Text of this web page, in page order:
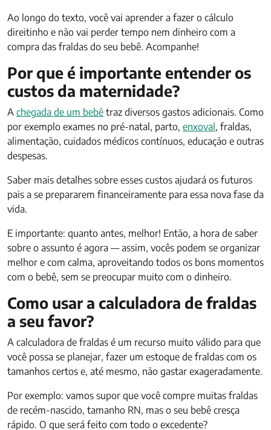
Ao longo do texto, você vai aprender a fazer o cálculo
direitinho e não vai perder tempo nem dinheiro com a
compra das fraldas do seu bebê. Acompanhe!
Por que é importante entender os
custos da maternidade?
A chegada de um bebê traz diversos gastos adicionais. Como
por exemplo exames no pré-natal, parto, enxoval , fraldas,
alimentação, cuidados médicos contínuos, educação e outras
despesas.
Saber mais detalhes sobre esses custos ajudará os futuros
pais a se prepararem financeiramente para essa nova fase da
vida.
E importante: quanto antes, melhor! Então, a hora de saber
sobre o assunto é agora — assim, vocês podem se organizar
melhor e com calma, aproveitando todos os bons momentos
com o bebê, sem se preocupar muito com o dinheiro.
Como usar a calculadora de fraldas
a seu favor?
A calculadora de fraldas é um recurso muito válido para que
você possa se planejar, fazer um estoque de fraldas com os
tamanhos certos e, até mesmo, não gastar exageradamente.
Por exemplo: vamos supor que você compre muitas fraldas
de recém-nascido, tamanho RN, mas o seu bebê cresça
rápido. O que será feito com todo o excedente?